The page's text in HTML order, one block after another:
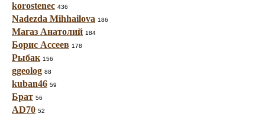
korostenec 436
Nadezda Mihhailova 186
Магаз Анатолий 184
Борис Ассеев 178
Рыбак 156
ggeolog 88
kuban46 59
Брат 56
AD70 52